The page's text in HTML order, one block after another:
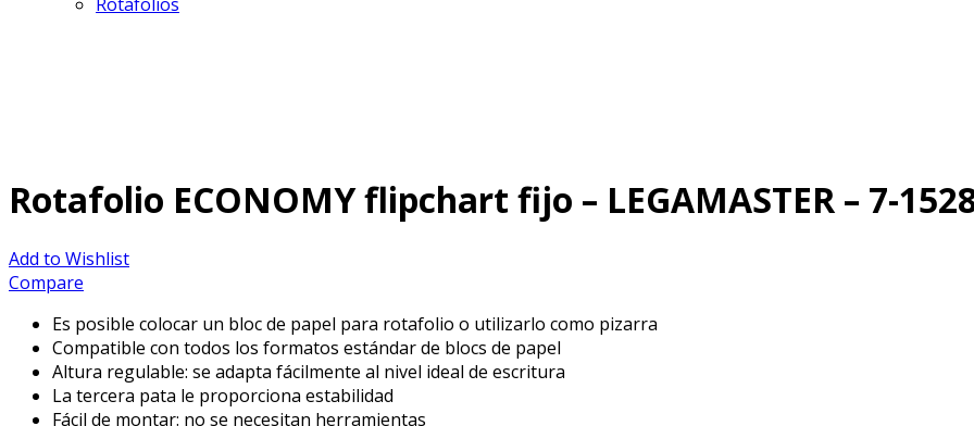
Rotafolio ECONOMY flipchart fijo – LEGAMASTER – 7-
Add to Wishlist
Compare
Es posible colocar un bloc de papel para rotafolio o utilizarlo como pizarra
Compatible con todos los formatos estándar de blocs de papel
Altura regulable: se adapta fácilmente al nivel ideal de escritura
La tercera pata le proporciona estabilidad
Fácil de montar: no se necesitan herramientas